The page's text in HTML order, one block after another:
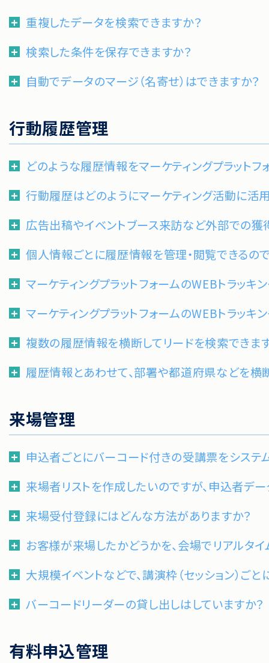
重複したデータを検索できますか？
検索した条件を保存できますか？
自動でデータのマージ（名寄せ）はできますか？
行動履歴管理
どのような履歴情報をマーケティングプラットフ
行動履歴はどのようにマーケティング活動に活
広告出稿やイベントブース来訪など外部での獲
個人情報ごとに履歴情報を管理・閲覧できるの
マーケティングプラットフォームのWEBトラッ
マーケティングプラットフォームのWEBトラッ
複数の履歴情報を横断してリードを検索できま
履歴情報とあわせて、部署や都道府県などを横
来場管理
申込者ごとにバーコード付きの受講票をシステ
来場者リストを作成したいのですが、申込者デ
来場受付登録にはどんな方法がありますか？
お客様が来場したかどうかを、会場でリアルタ
大規模イベントなどで、講演枠（セッション）ご
バーコードリーダーの貸し出しはしていますか？
有料申込管理